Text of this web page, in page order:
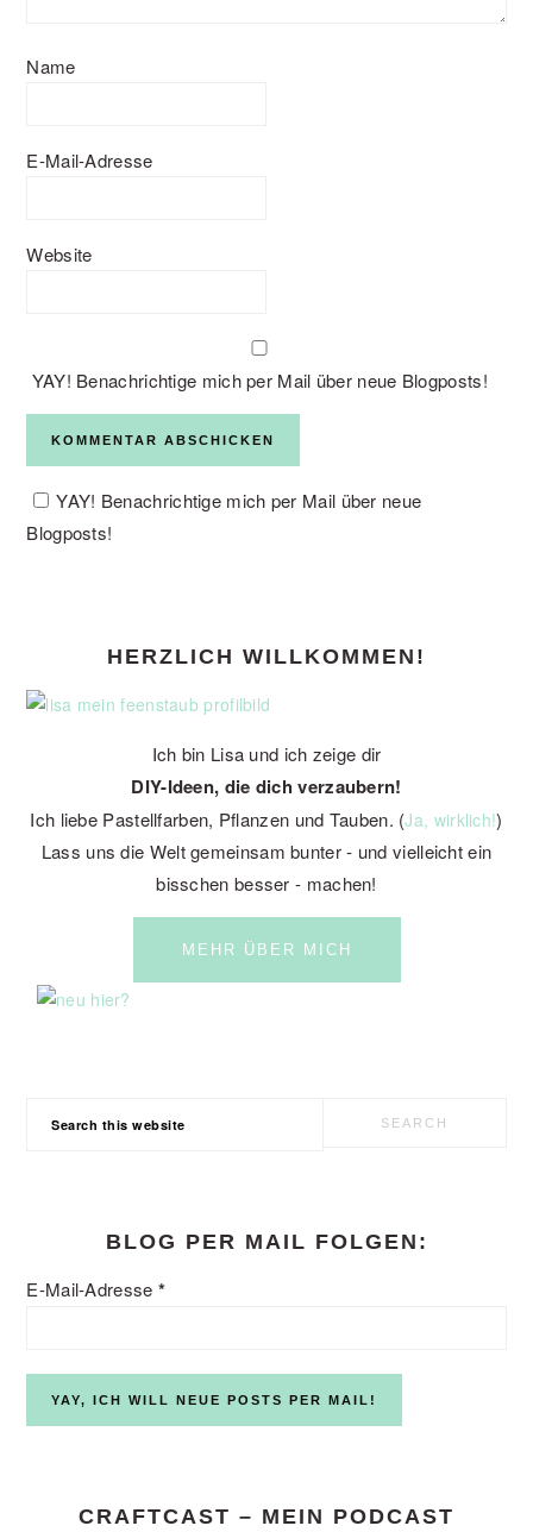
Name
E-Mail-Adresse
Website
YAY! Benachrichtige mich per Mail über neue Blogposts!
YAY! Benachrichtige mich per Mail über neue
Blogposts!
HERZLICH WILLKOMMEN!
Ich bin Lisa und ich zeige dir
DIY-Ideen, die dich verzaubern!
Ich liebe Pastellfarben, Pflanzen und Tauben. (Ja, wirklich!)
Lass uns die Welt gemeinsam bunter - und vielleicht ein
bisschen besser - machen!
MEHR ÜBER MICH
BLOG PER MAIL FOLGEN:
E-Mail-Adresse *
CRAFTCAST – MEIN PODCAST